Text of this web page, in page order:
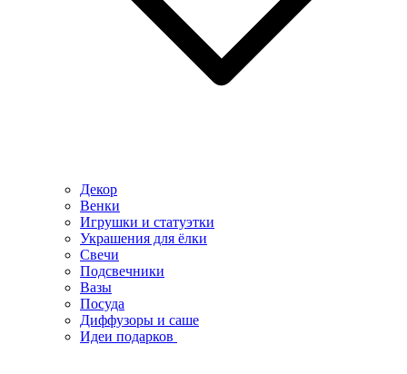
Декор
Венки
Игрушки и статуэтки
Украшения для ёлки
Свечи
Подсвечники
Вазы
Посуда
Диффузоры и саше
Идеи подарков